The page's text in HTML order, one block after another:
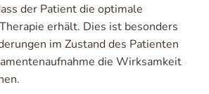
der Patient die optimale
erhält. Dies ist besonders
im Zustand des Patienten
die Wirksamkeit